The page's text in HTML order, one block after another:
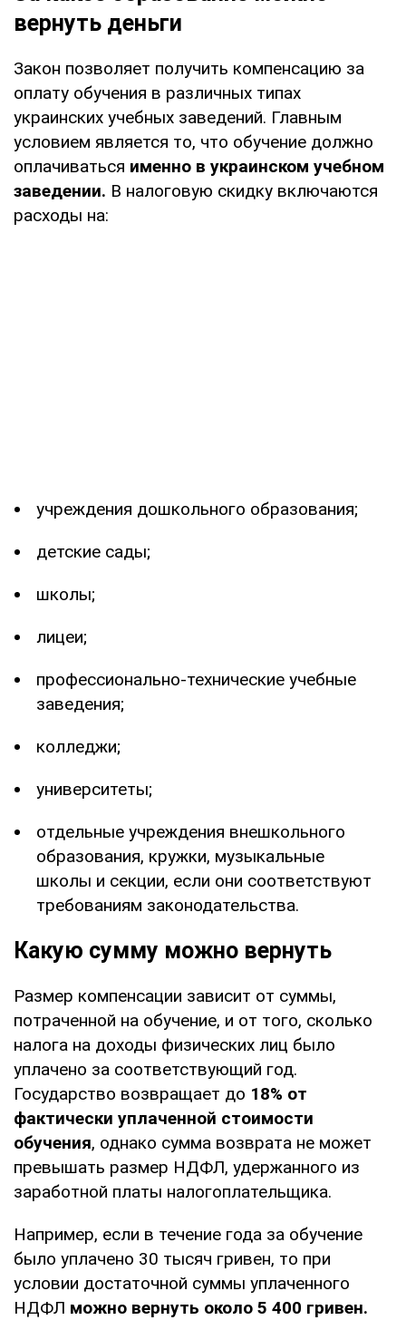
вернуть деньги
Закон позволяет получить компенсацию за
оплату обучения в различных типах
украинских учебных заведений. Главным
условием является то, что обучение должно
оплачиваться именно в украинском учебном
заведении. В налоговую скидку включаются
расходы на:
учреждения дошкольного образования;
детские сады;
школы;
лицеи;
профессионально-технические учебные
заведения;
колледжи;
университеты;
отдельные учреждения внешкольного
образования, кружки, музыкальные
школы и секции, если они соответствуют
требованиям законодательства.
Какую сумму можно вернуть
Размер компенсации зависит от суммы,
потраченной на обучение, и от того, сколько
налога на доходы физических лиц было
уплачено за соответствующий год.
Государство возвращает до 18% от
фактически уплаченной стоимости
обучения, однако сумма возврата не может
превышать размер НДФЛ, удержанного из
заработной платы налогоплательщика.
Например, если в течение года за обучение
было уплачено 30 тысяч гривен, то при
условии достаточной суммы уплаченного
НДФЛ можно вернуть около 5 400 гривен.